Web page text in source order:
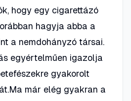
hogy egy cigarettázó
hagyja abba a
a nemdohányzó társai.
egyértelműen igazolja
gyakorolt
már elég gyakran a